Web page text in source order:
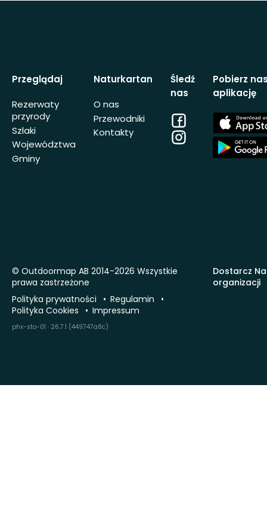
Przeglądaj
Rezerwaty
przyrody
Szlaki
Województwa
Gminy
Naturkartan
O nas
Przewodniki
Kontakty
Śledź
nas
Facebook
Instagram
Pobierz
aplikację
App
Store
App
Store
Dostarcz
organizacji
© Outdoormap AB 2014-2026 Wszystkie
prawa zastrzeżone
Polityka prywatności
Regulamin
Polityka Cookies
Impressum
phx-sto-01 · 26.7.1 (449747a8c)